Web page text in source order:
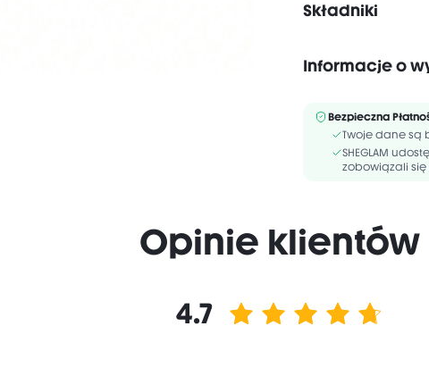
Składniki
DIMETHICONE/
Informacje o
Bezpieczna
Twoje dane są
SHEGLAM
zobowiązali się
Opinie klientów
4.7